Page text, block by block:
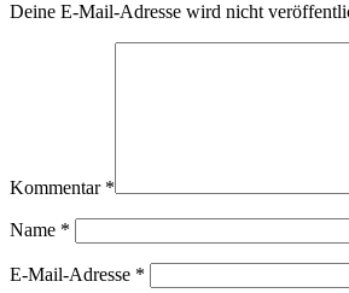
Deine E-Mail-Adresse wird nicht
Kommentar *
Name *
E-Mail-Adresse *